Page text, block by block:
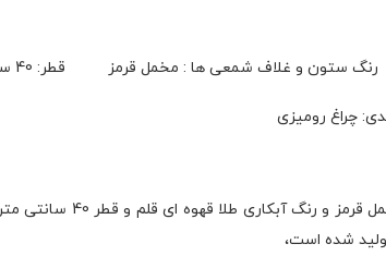
رنگ ستون و غلاف شمعی ها : مخمل قرمز قطر: 40 سانتی متر
چراغ رومیزی
این چراغ رومیزی در رنگ ستون و غلاف شمعی ها مخمل قرمز